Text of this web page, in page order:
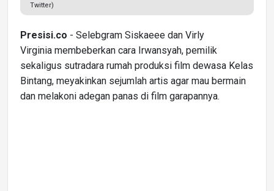
Twitter)
Presisi.co - Selebgram Siskaeee dan Virly
Virginia membeberkan cara Irwansyah, pemilik
sekaligus sutradara rumah produksi film dewasa Kelas
Bintang, meyakinkan sejumlah artis agar mau bermain
dan melakoni adegan panas di film garapannya.